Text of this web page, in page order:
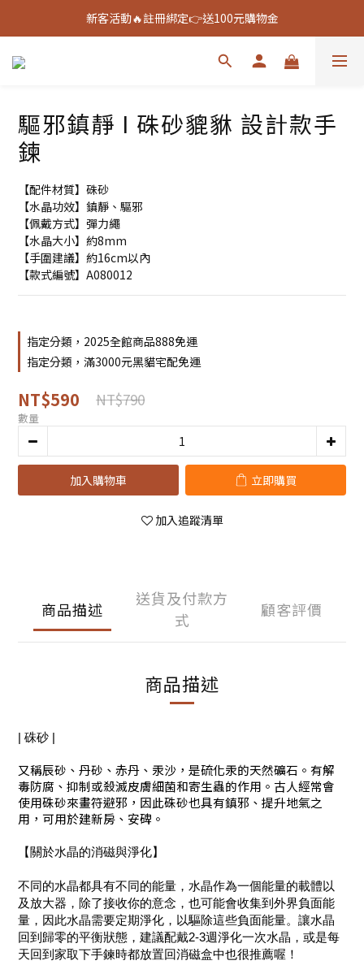
新客活動🔥註冊綁定👉送100元購物金
新客活動🔥註冊綁定👉送100元購物金
全館888免運🚚
驅邪鎮靜 I 硃砂貔貅 設計款手
鍊
【配件材質】硃砂
【水晶功效】鎮靜、驅邪
【佩戴方式】彈力繩
【水晶大小】約8mm
【手圍建議】約16cm以內
【款式編號】A080012
指定分類，2025全館商品888免運
指定分類，滿3000元黑貓宅配免運
NT$590 NT$790
數量
加入購物車 立即購買
加入追蹤清單
商品描述
送貨及付款方
式
顧客評價
商品描述
| 硃砂 |
又稱辰砂、丹砂、赤丹、汞沙，是硫化汞的天然礦石。有解
毒防腐、抑制或殺滅皮膚細菌和寄生蟲的作用。古人經常會
使用硃砂來畫符避邪，因此硃砂也具有鎮邪、提升地氣之
用，可用於建新房、安碑。
【關於水晶的消磁與淨化】
不同的水晶都具有不同的能量，水晶作為一個能量的載體以
及放大器，除了接收你的意念，也可能會收集到外界負面能
量，因此水晶需要定期淨化，以驅除這些負面能量。讓水晶
回到歸零的平衡狀態，建議配戴2-3週淨化一次水晶，或是每
天回到家取下手鍊時都放置回消磁盒中也很推薦喔！